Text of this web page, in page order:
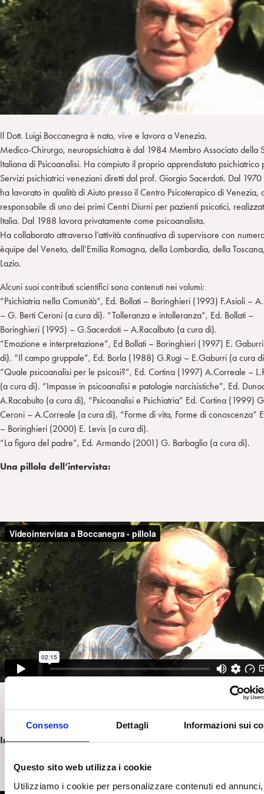
Consenso Dettagli Informazioni sui
Questo sito web utilizza i cookie
Utilizziamo i cookie per personalizzare contenuti ed
i
n
t
e
Il Dott. Luigi Boccanegra è nato, vive e lavora a Venezia.
Medico-Chirurgo, neuropsichiatra è dal 1984 Membro Associato della
Italiana di Psicoanalisi. Ha compiuto il proprio apprendistato psichiatrico
Servizi psichiatrici veneziani diretti dal prof. Giorgio Sacerdoti. Dal
ha lavorato in qualità di Aiuto presso il Centro Psicoterapico di Venezia,
responsabile di uno dei primi Centri Diurni per pazienti psicotici,
Italia. Dal 1988 lavora privatamente come psicoanalista.
Ha collaborato attraverso l’attività continuativa di supervisore con
èquipe del Veneto, dell’Emilia Romagna, della Lombardia, della
Lazio.
Alcuni suoi contributi scientifici sono contenuti nei volumi:
“Psichiatria nella Comunità”, Ed. Bollati – Boringhieri (1993) F.Asioli –
– G. Berti Ceroni (a cura di). “Tolleranza e intolleranza”, Ed. Bollati –
Boringhieri (1995) – G.Sacerdoti – A.Racalbuto (a cura di).
“Emozione e interpretazione”, Ed Bollati – Boringhieri (1997) E.
di). “Il campo gruppale”, Ed. Borla (1988) G.Rugi – E.Gaburri (a cura
“Quale psicoanalisi per le psicosi?”, Ed. Cortina (1997) A.Correale –
(a cura di). “Impasse in psicoanalisi e patologie narcisistiche”, Ed.
A.Racabulto (a cura di), “Psicoanalisi e Psichiatria” Ed. Cortina (1999)
Ceroni – A.Correale (a cura di), “Forme di vita, Forme di conoscenza”
– Boringhieri (2000) E. Levis (a cura di).
“La figura del padre”, Ed. Armando (2001) G. Barbaglio (a cura di).
Una pillola dell’intervista:
Intervista completa: